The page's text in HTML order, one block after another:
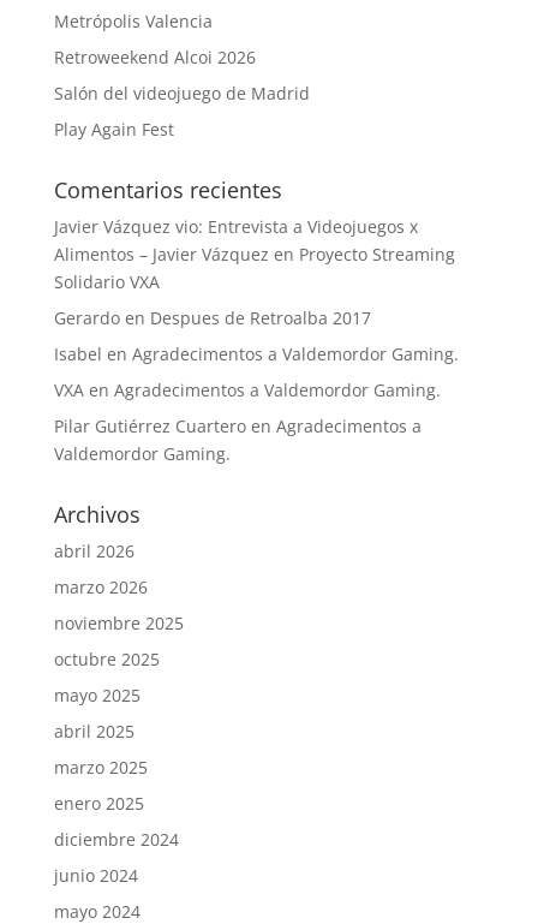
Metrópolis Valencia
Retroweekend Alcoi 2026
Salón del videojuego de Madrid
Play Again Fest
Comentarios recientes
Javier Vázquez vio: Entrevista a Videojuegos x
Alimentos – Javier Vázquez en Proyecto Streaming
Solidario VXA
Gerardoen Despues de Retroalba 2017
Isabel en Agradecimentos a Valdemordor Gaming.
VXAen Agradecimentos a Valdemordor Gaming.
Pilar Gutiérrez Cuarteroen Agradecimentos a
Valdemordor Gaming.
Archivos
abril 2026
marzo 2026
noviembre 2025
octubre 2025
mayo 2025
abril 2025
marzo 2025
enero 2025
diciembre 2024
junio 2024
mayo 2024